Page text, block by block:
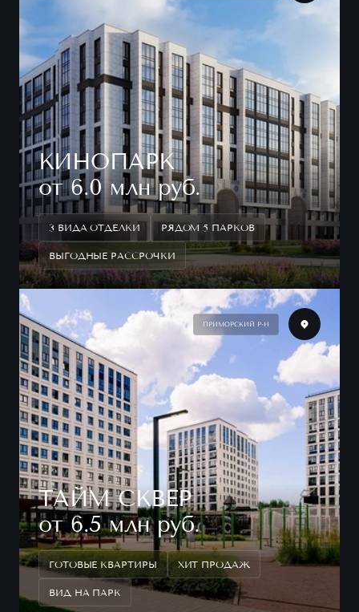
КИНОПАРК
от 6.0 млн руб.
3 ВИДА ОТДЕЛКИ РЯДОМ 5 ПАРКОВ
ВЫГОДНЫЕ РАССРОЧКИ
ПРИМОРСКИЙ Р-Н
ТАЙМ СКВЕР
от 6.5 млн руб.
ГОТОВЫЕ КВАРТИРЫ ХИТ ПРОДАЖ
ВИД НА ПАРК